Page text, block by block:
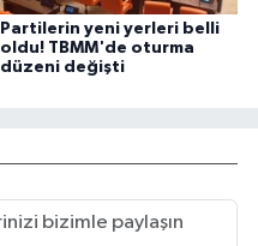
Partilerin yeni yerleri belli
oldu! TBMM'de oturma
düzeni değişti